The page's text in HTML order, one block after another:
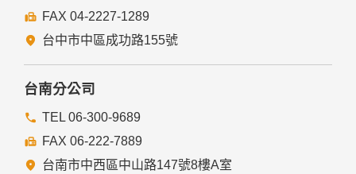
揭露您的個人資料是為了辨識、聯絡或採取法律行動所必要
者。
本網站委託廠商協助蒐集、處理或利用您的個人資料時，將對
委外廠商或個人善盡監督管理之責。
六、Cookie之使用
為了提供您最佳的服務，本網站會在您的電腦中放置並取用我
們的Cookie，若您不願接受Cookie的寫入，您可在您使用的
瀏覽器功能項中設定隱私權等級為高，即可拒絕Cookie的寫
FAX 04-2227-1289
台中市中區成功路155號
台南分公司
TEL 06-300-9689
FAX 06-222-7889
台南市中西區中山路147號8樓A室